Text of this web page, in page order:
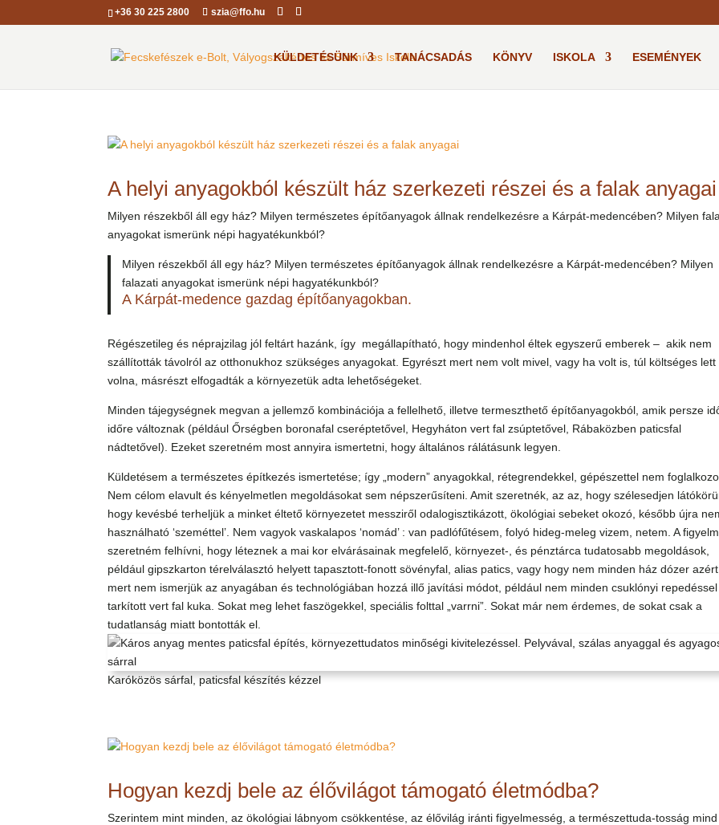
+36 30 225 2800 szia@ffo.hu
KÜLDETÉSÜNK TANÁCSADÁS KÖNYV ISKOLA ESEMÉNYEK
A helyi anyagokból készült ház szerkezeti részei és a falak anyagai
Milyen részekből áll egy ház? Milyen természetes építőanyagok állnak rendelkezésre a Kárpát-medencében? Milyen
anyagokat ismerünk népi hagyatékunkból?
Milyen részekből áll egy ház? Milyen természetes építőanyagok állnak rendelkezésre a Kárpát-medencében? Milyen
falazati anyagokat ismerünk népi hagyatékunkból?
A Kárpát-medence gazdag építőanyagokban.
Régészetileg és néprajzilag jól feltárt hazánk, így megállapítható, hogy mindenhol éltek egyszerű emberek – akik nem
szállították távolról az otthonukhoz szükséges anyagokat. Egyrészt mert nem volt mivel, vagy ha volt is, túl költséges lett
volna, másrészt elfogadták a környezetük adta lehetőségeket.
Minden tájegységnek megvan a jellemző kombinációja a fellelhető, illetve termeszthető építőanyagokból, amik persze
időre változnak (például Őrségben boronafal cseréptetővel, Hegyháton vert fal zsúptetővel, Rábaközben paticsfal
nádtetővel). Ezeket szeretném most annyira ismertetni, hogy általános rálátásunk legyen.
Küldetésem a természetes építkezés ismertetése; így „modern” anyagokkal, rétegrendekkel, gépészettel nem
Nem célom elavult és kényelmetlen megoldásokat sem népszerűsíteni. Amit szeretnék, az az, hogy szélesedjen
hogy kevésbé terheljük a minket éltető környezetet messziről odalogisztikázott, ökológiai sebeket okozó, később újra
használható ‘szeméttel’. Nem vagyok vaskalapos ‘nomád’ : van padlófűtésem, folyó hideg-meleg vizem, netem. A
szeretném felhívni, hogy léteznek a mai kor elvárásainak megfelelő, környezet-, és pénztárca tudatosabb megoldások,
például gipszkarton térelválasztó helyett tapasztott-fonott sövényfal, alias patics, vagy hogy nem minden ház dózer azért,
mert nem ismerjük az anyagában és technológiában hozzá illő javítási módot, például nem minden csuklónyi repedéssel
tarkított vert fal kuka. Sokat meg lehet faszögekkel, speciális folttal „varrni”. Sokat már nem érdemes, de sokat csak a
tudatlanság miatt bontották el.
Karóközös sárfal, paticsfal készítés kézzel
Hogyan kezdj bele az élővilágot támogató életmódba?
Szerintem mint minden, az ökológiai lábnyom csökkentése, az élővilág iránti figyelmesség, a természettuda-tosság